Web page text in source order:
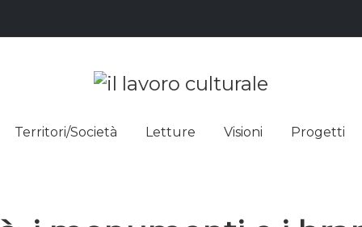
Territori/Società Letture Visioni Progetti